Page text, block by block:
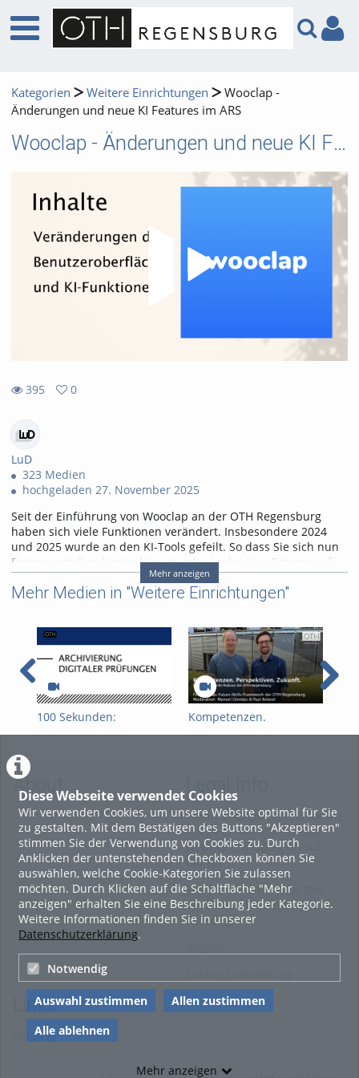
Diese Webseite verwendet Cookies
Wir verwenden Cookies, um unsere Website optimal für Sie
zu gestalten. Mit dem Bestätigen des Buttons "Akzeptieren"
stimmen Sie der Verwendung von Cookies zu. Durch
Anklicken der untenstehenden Checkboxen können Sie
auswählen, welche Cookie-Kategorien Sie zulassen
möchten. Durch Klicken auf die Schaltfläche "Mehr
anzeigen" erhalten Sie eine Beschreibung jeder Kategorie.
Weitere Informationen finden Sie in unserer
Datenschutzerklärung.
Notwendig
Auswahl zustimmen
Allen zustimmen
Alle ablehnen
Mehr anzeigen
Kategorien Weitere Einrichtungen
Wooclap -
Änderungen und neue KI Features im ARS
Wooclap - Änderungen und neue KI Features im ARS
395
views
0
favorites
LuD
323 Medien
hochgeladen 27. November 2025
Seit der Einführung von Wooclap an der OTH Regensburg
haben sich viele Funktionen verändert. Insbesondere 2024
und 2025 wurde an den KI-Tools gefeilt. So dass Sie sich nun
Fragen erstellen lassen können oder in der Live-Sitzung auf
KI-Agenten zur Unterstützung zurückgreifen können. Wir
zeigen die Neue Benutzeroberfläche und die KI-
00:00- Intro
00:30- Zugang zu Wooclap (Campuslizenz)
01:05- Anpassungen der Benutzeroberfläche
05:25
- Fragen erstellen
10:05- KI während eines Live-Events
Tags:
ki wooclap
Mehr anzeigen
Mehr Medien in "Weitere Einrichtungen"
100 Sekunden:
Archivierung digitaler
Kompetenzen.
Perspektiven. Zukunft:
About Legal Info
Terms and Conditions for the
Usage of this ViMP based
website (including all sub-
pages)
Privacy Statement for this
ViMP based Website incl.
Sub-pages
Links
Sitemap